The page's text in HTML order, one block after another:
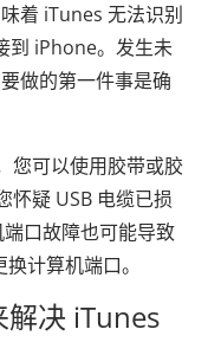
着 iTunes 无法识别
到 iPhone。发生未
做的第一件事是确
您可以使用胶带或胶
怀疑 USB 电缆已损
口故障也可能导致
计算机端口。
决 iTunes